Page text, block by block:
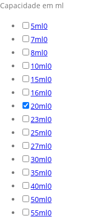
Capacidade em ml
5ml0
7ml0
8ml0
10ml0
15ml0
16ml0
20ml0
23ml0
25ml0
27ml0
30ml0
35ml0
40ml0
50ml0
55ml0